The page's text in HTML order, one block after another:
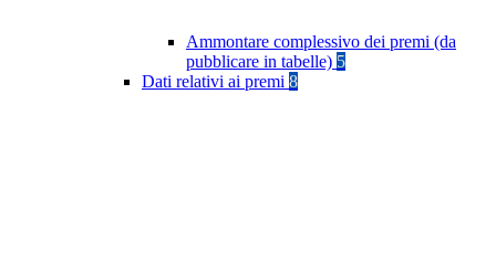
Ammontare complessivo dei premi (da
pubblicare in tabelle) 5
Dati relativi ai premi 8